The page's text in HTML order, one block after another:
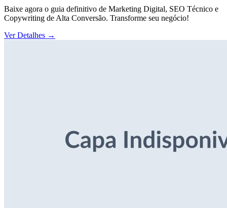
Baixe agora o guia definitivo de Marketing Digital, SEO Técnico e
Copywriting de Alta Conversão. Transforme seu negócio!
Ver Detalhes →